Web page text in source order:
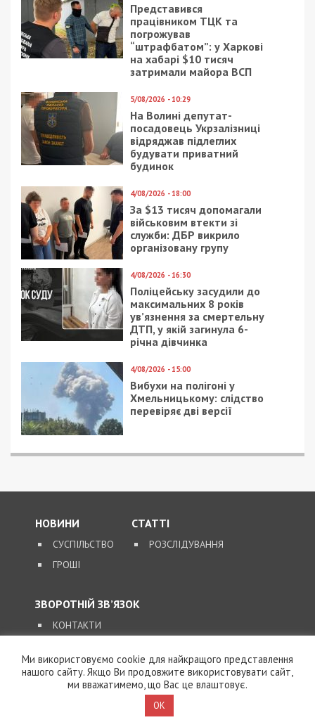
Представився
працівником ТЦК та
погрожував
“штрафбатом”: у Харкові
на хабарі $10 тисяч
затримали майора ВСП
5/08/2026 - 10:29
На Волині депутат-
посадовець Укрзалізниці
відряджав підлеглих
будувати приватний
будинок
4/08/2026 - 18:00
За $13 тисяч допомагали
військовим втекти зі
служби: ДБР викрило
організовану групу
4/08/2026 - 16:30
Поліцейську засудили до
максимальних 8 років
ув’язнення за смертельну
ДТП, у якій загинула 6-
річна дівчинка
4/08/2026 - 15:00
Вибухи на полігоні у
Хмельницькому: слідство
перевіряє дві версії
НОВИНИ
СУСПІЛЬСТВО
ГРОШІ
СТАТТІ
РОЗСЛІДУВАННЯ
ЗВОРОТНІЙ ЗВ’ЯЗОК
КОНТАКТИ
SUPPORT@49000.COM.UA
© 2026, ВСІ ПРАВА ЗАХИЩЕНІ
Ми використовуємо cookie для найкращого представлення
нашого сайту. Якщо Ви продовжите використовувати сайт,
ми вважатимемо, що Вас це влаштовує.
OK